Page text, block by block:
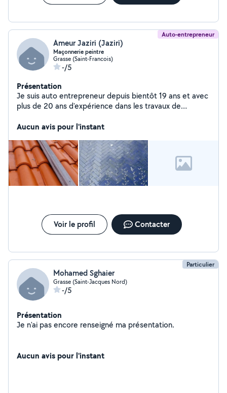
Auto-entrepreneur
Ameur Jaziri (Jaziri)
Maçonnerie peintre
Grasse (Saint-Francois)
-/5
Présentation
Je suis auto entrepreneur depuis bientôt 19 ans et avec
plus de 20 ans d'expérience dans les travaux de
demolition montage ,toiture etc..) Experience de plus
J'ai à ma disposition les matériaux nécessaires ainsi
qu'un fourgon. Je suis prêt à vous faire une offre très
attractif.
Aucun avis pour l'instant
Voir le profil Contacter
Particulier
Mohamed Sghaier
Grasse (Saint-Jacques Nord)
-/5
Présentation
Je n'ai pas encore renseigné ma présentation.
Aucun avis pour l'instant